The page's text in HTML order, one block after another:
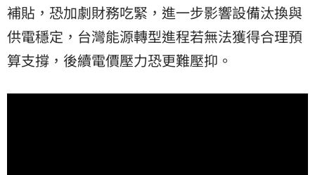
補貼，恐加劇財務吃緊，進一步影響設備汰換與
供電穩定，台灣能源轉型進程若無法獲得合理預
算支撐，後續電價壓力恐更難壓抑。